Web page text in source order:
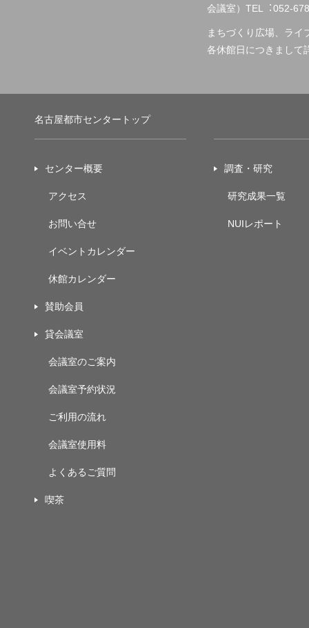
会議室）TEL︓052-
まちづくり広場、ライ
各休館日につきまして
名古屋都市センタートップ
センター概要
アクセス
お問い合せ
イベントカレンダー
休館カレンダー
賛助会員
貸会議室
会議室のご案内
会議室予約状況
ご利用の流れ
会議室使用料
よくあるご質問
喫茶
調査・研究
研究成果一覧
NUIレポート